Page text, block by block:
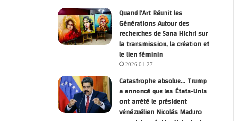
Quand l’Art Réunit les
Générations Autour des
recherches de Sana Hichri sur
la transmission, la création et
le lien féminin
2026-01-27
Catastrophe absolue… Trump
a annoncé que les États-Unis
ont arrêté le président
vénézuélien Nicolás Maduro